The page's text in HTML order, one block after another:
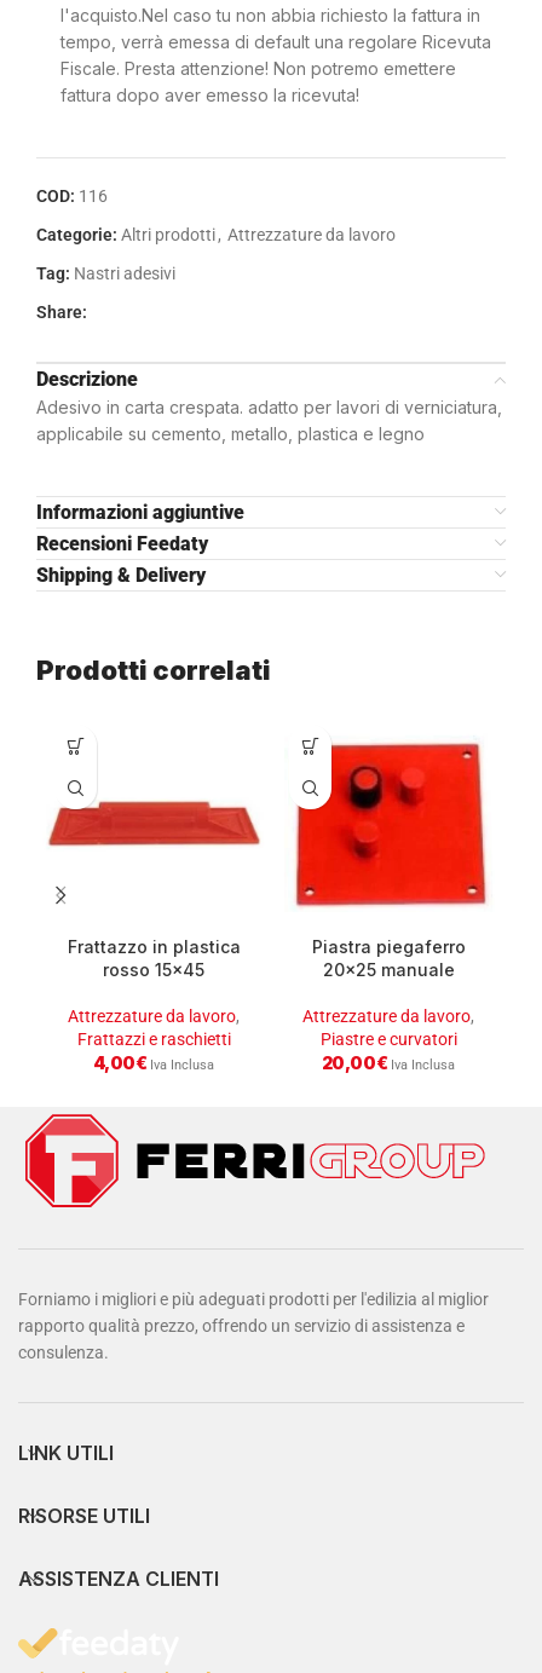
l'acquisto.Nel caso tu non abbia richiesto la fattura in
tempo, verrà emessa di default una regolare Ricevuta
Fiscale. Presta attenzione! Non potremo emettere
fattura dopo aver emesso la ricevuta!
COD: 116
Categorie: Altri prodotti, Attrezzature da lavoro
Tag: Nastri adesivi
Share:
Descrizione
Adesivo in carta crespata. adatto per lavori di verniciatura,
applicabile su cemento, metallo, plastica e legno
Informazioni aggiuntive
Recensioni Feedaty
Shipping & Delivery
Prodotti correlati
Frattazzo in plastica
rosso 15×45
Attrezzature da lavoro,
Frattazzi e raschietti
4,00€ Iva Inclusa
Piastra piegaferro
20×25 manuale
Attrezzature da lavoro,
Piastre e curvatori
20,00€ Iva Inclusa
Forniamo i migliori e più adeguati prodotti per l'edilizia al miglior
rapporto qualità prezzo, offrendo un servizio di assistenza e
consulenza.
LINK UTILI
RISORSE UTILI
ASSISTENZA CLIENTI